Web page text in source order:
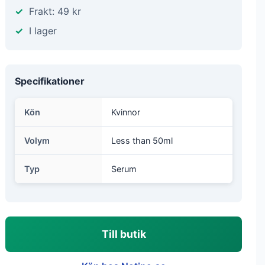
Frakt: 49 kr
I lager
Specifikationer
Kön Kvinnor
Volym Less than 50ml
Typ Serum
Till butik